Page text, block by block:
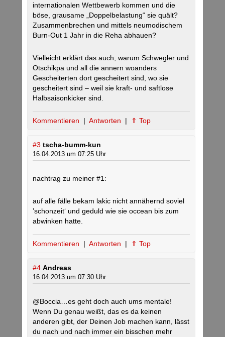
internationalen Wettbewerb kommen und die
böse, grausame „Doppelbelastung“ sie quält?
Zusammenbrechen und mittels neumodischem
Burn-Out 1 Jahr in die Reha abhauen?
Vielleicht erklärt das auch, warum Schwegler und
Otschikpa und all die annern woanders
Gescheiterten dort gescheitert sind, wo sie
gescheitert sind – weil sie kraft- und saftlose
Halbsaisonkicker sind.
Kommentieren | Antworten | ⇑ Top
#3 tscha-bumm-kun
16.04.2013 um 07:25 Uhr
nachtrag zu meiner #1:
auf alle fälle bekam lakic nicht annähernd soviel
’schonzeit‘ und geduld wie sie occean bis zum
abwinken hatte.
Kommentieren | Antworten | ⇑ Top
#4 Andreas
16.04.2013 um 07:30 Uhr
@Boccia…es geht doch auch ums mentale!
Wenn Du genau weißt, das es da keinen
anderen gibt, der Deinen Job machen kann, lässt
du nach und nach immer ein bisschen mehr